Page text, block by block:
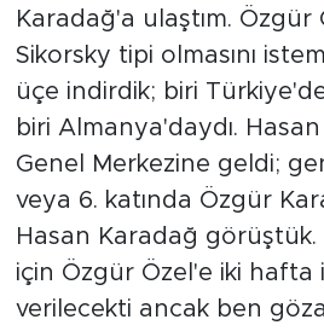
Karadağ'a ulaştım. Özgür
Sikorsky tipi olmasını
üçe indirdik; biri
biri Almanya'daydı.
Genel Merkezine geldi;
veya 6. katında Özgür
Hasan Karadağ görüştük.
için Özgür Özel'e iki hafta
verilecekti ancak ben